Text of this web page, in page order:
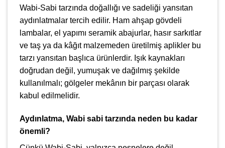
Wabi-Sabi tarzında doğallığı ve sadeliği yansıtan
aydınlatmalar tercih edilir. Ham ahşap gövdeli
lambalar, el yapımı seramik abajurlar, hasır sarkıtlar
ve taş ya da kâğıt malzemeden üretilmiş aplikler bu
tarzı yansıtan başlıca ürünlerdir. Işık kaynakları
doğrudan değil, yumuşak ve dağılmış şekilde
kullanılmalı; gölgeler mekânın bir parçası olarak
kabul edilmelidir.
Aydınlatma, Wabi sabi tarzında neden bu kadar
önemli?